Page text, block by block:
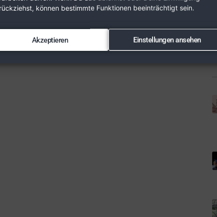
können bestimmte Funktionen beeinträchtigt sein.
Akzeptieren Einstellungen ansehen